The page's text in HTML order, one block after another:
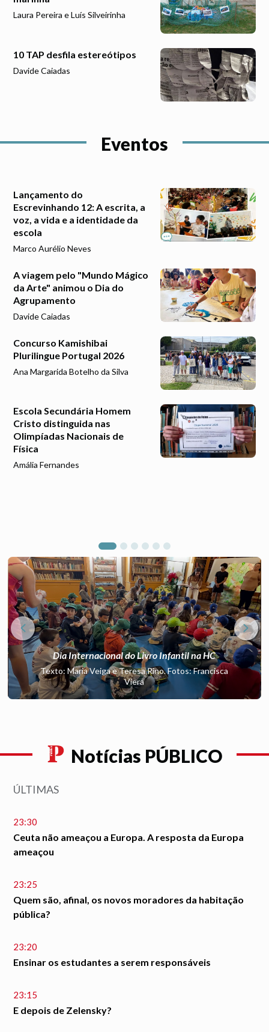
Laura Pereira e Luís Silveirinha
10 TAP desfila estereótipos
Davide Caiadas
Eventos
Lançamento do
Escrevinhando 12: A escrita, a
voz, a vida e a identidade da
escola
Marco Aurélio Neves
A viagem pelo "Mundo Mágico
da Arte" animou o Dia do
Agrupamento
Davide Caiadas
Concurso Kamishibai
Plurilingue Portugal 2026
Ana Margarida Botelho da Silva
Escola Secundária Homem
Cristo distinguida nas
Olimpíadas Nacionais de
Física
Amália Fernandes
DiaInternacional do Livro Infantil naHC
Texto: Maria Veiga e Teresa Rino. Fotos: Francisca
Viera
Notícias PÚBLICO
ÚLTIMAS
23:30
Ceuta não ameaçou a Europa. A resposta da Europa
ameaçou
23:25
Quem são, afinal, os novos moradores da habitação
pública?
23:20
Ensinar os estudantes a serem responsáveis
23:15
E depois de Zelensky?